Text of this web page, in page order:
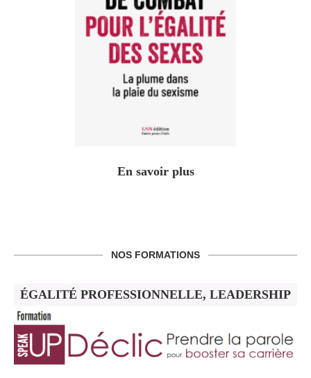
En savoir plus
NOS FORMATIONS
ÉGALITÉ PROFESSIONNELLE, LEADERSHIP